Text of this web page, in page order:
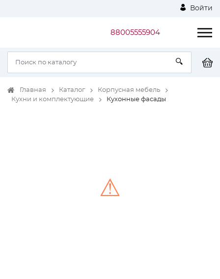
Войти
88005555904
Главная Каталог
Корпусная мебель
Кухни и комплектующие
Кухонные фасады
⚠